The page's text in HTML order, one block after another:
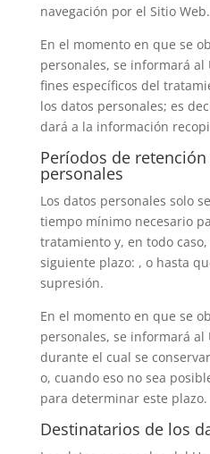
navegación por el Sitio Web.
En el momento en que se
personales, se informará al
fines específicos del
los datos personales; es
dará a la información
Períodos de
personales
Los datos personales solo
tiempo mínimo necesario
tratamiento y, en todo
siguiente plazo: , o hasta
supresión.
En el momento en que se
personales, se informará al
durante el cual se
o, cuando eso no sea
para determinar este plazo.
Destinatarios de los